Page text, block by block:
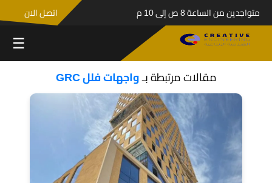
متواجدين من الساعة 8 ص إلى 10 م اتصل الان
☰
مقالات مرتبطة بـواجهات فلل GRC